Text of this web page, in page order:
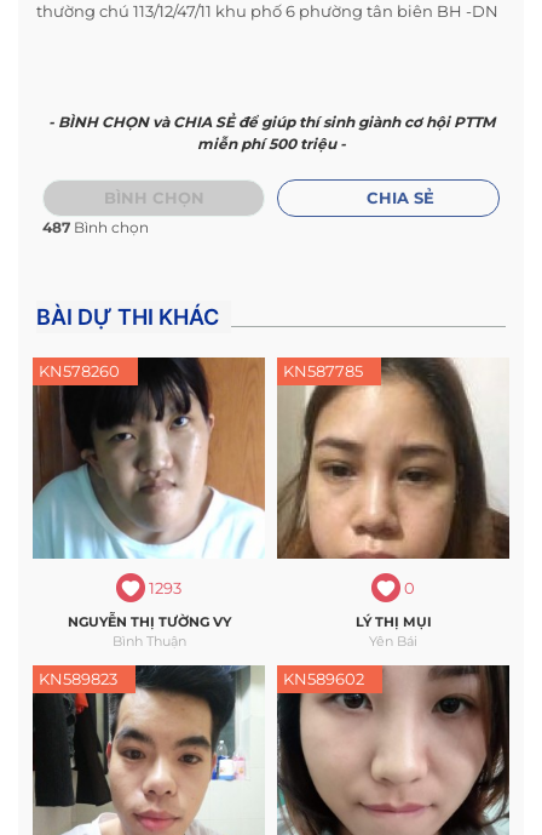
thường chú 113/12/47/11 khu phố 6 phường tân biên BH -DN
- BÌNH CHỌN và CHIA SẺ để giúp thí sinh giành cơ hội PTTM
miễn phí 500 triệu -
BÌNH CHỌN
487 Bình chọn
CHIA SẺ
BÀI DỰ THI KHÁC
KN578260
1293
NGUYỄN THỊ TƯỜNG VY
Bình Thuận
KN587785
0
LÝ THỊ MỤI
Yên Bái
KN589823 KN589602